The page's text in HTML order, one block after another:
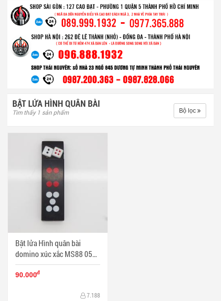
BẬT LỬA HÌNH QUÂN BÀI
Tìm thấy 1 sản phẩm Bộ lọc
Bật lửa Hình quân bài
domino xúc xắc MS88 051 -
Mã SP: BL00093
90.000đ
7.188